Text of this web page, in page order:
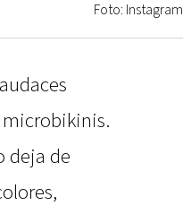
Foto: Instagram
deja de